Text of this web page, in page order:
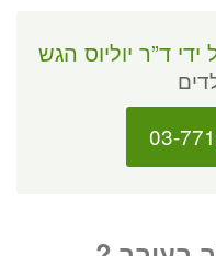
ד”ר יוליוס הגש